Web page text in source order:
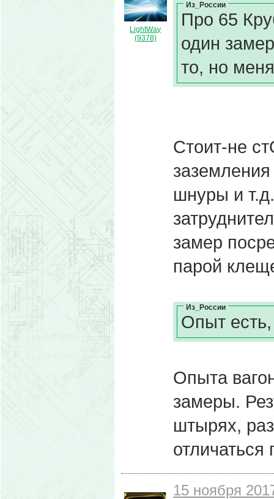
LightWay
(9378)
Из_России
Про 65
один
то, но
Стоит-не
шнуры и
замер
парой
Из_России
Опыт есть,
Опыта
замеры.
штырях,
отличаться
15 ноября